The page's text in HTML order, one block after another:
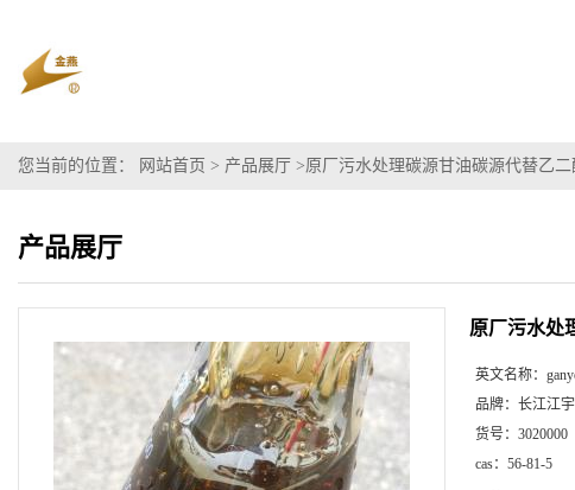
您当前的位置： 网站首页 > 产品展厅 >原厂污水处理碳源甘油碳源代替乙
产品展厅
原厂污水处
英文名称：
品牌： 长江江宇
货号： 3020000
cas： 56-81-5